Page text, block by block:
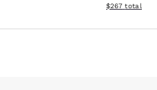
Ver detalles
$267 total